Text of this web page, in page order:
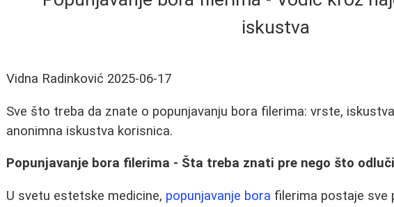
iskustva
Vidna Radinković 2025-06-17
Sve što treba da znate o popunjavanju bora filerima: vrste,
anonimna iskustva korisnica.
Popunjavanje bora filerima - Šta treba znati pre nego što
U svetu estetske medicine, popunjavanje bora filerima postaje sve